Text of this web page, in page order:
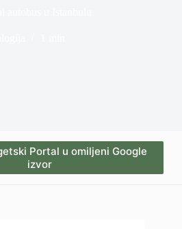
Portal u omiljeni Google
izvor